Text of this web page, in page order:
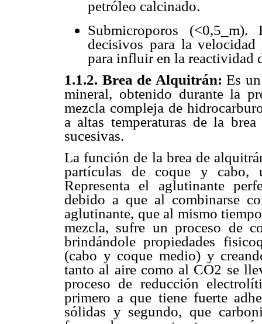
petróleo calcinado.
Submicroporos
decisivos para la velocidad
para influir en la reactividad
1.1.2. Brea de Alquitrán:Es
mineral, obtenido durante la
mezcla compleja de
a altas temperaturas de la
sucesivas.
La función de la brea de
partículas de coque y cabo,
Representa el aglutinante
debido a que al combinarse
aglutinante, que al mismo
mezcla, sufre un proceso de
brindándole propiedades
(cabo y coque medio) y
tanto al aire como al CO2 se
proceso de reducción
primero a que tiene fuerte
sólidas y segundo, que